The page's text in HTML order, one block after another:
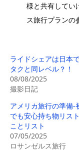
様と共有してい
ス旅行プラン
ライドシェアは日本
タクと同レベル？！
08/08/2025
撮影日記
アメリカ旅行の準備-
でも安心持ち物リス
ことリスト
07/05/2025
ロサンゼルス旅行